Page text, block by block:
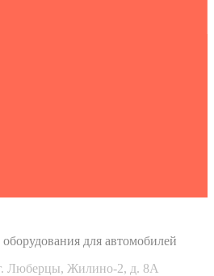
для автомобилей
Люберцы, Жилино-2, д. 8A